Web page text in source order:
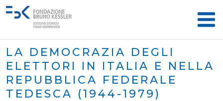
LA DEMOCRAZIA DEGLI
ELETTORI IN ITALIA E NELLA
REPUBBLICA FEDERALE
TEDESCA (1944-1979)